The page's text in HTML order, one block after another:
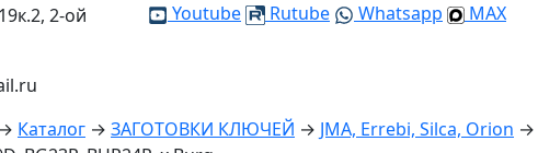
2-ой
Youtube
Rutube Whatsapp
MAX
→ Каталог → ЗАГОТОВКИ КЛЮЧЕЙ → JMA, Errebi, Silca, Orion →